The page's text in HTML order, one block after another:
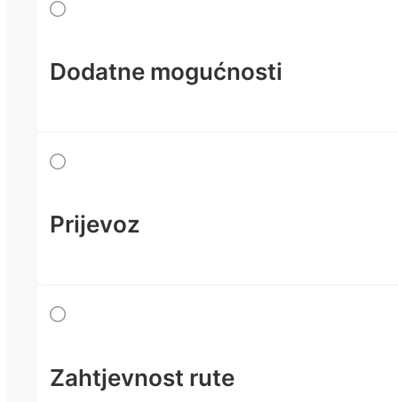
Dodatne mogućnosti
Prijevoz
Zahtjevnost rute